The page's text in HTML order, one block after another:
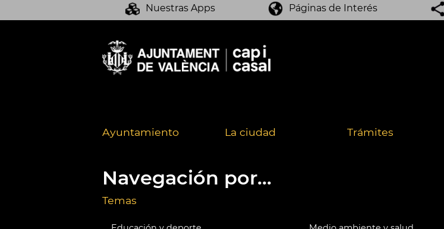
Nuestras Apps Páginas de Interés
Ayuntamiento La ciudad Trámites
Navegación por...
Temas